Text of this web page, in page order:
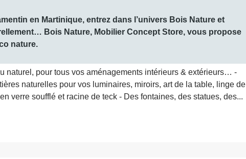
en Martinique, entrez dans l’univers Bois Nature et
Bois Nature, Mobilier Concept Store, vous propose
nature.
naturel, pour tous vos aménagements intérieurs & extérieurs… -
naturelles pour vos luminaires, miroirs, art de la table, linge de
verre soufflé et racine de teck - Des fontaines, des statues, des...